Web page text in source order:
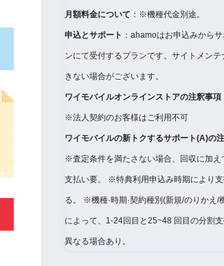
月額料金について ：※機種代金別途。
申込とサポート ：ahamoはお申込みから
ンにて受付するプランです。サイトメン
きない場合がございます。
ワイモバイルオンラインストアの注釈事項
※法人契約のお客様はご利用不可
ワイモバイルの新トクするサポート(A)の
※査定条件を満たさない場合、回収に加え
支払い要。 ※特典利用申込み時期により
る。 ※機種·時期·契約種別(新規/のりかえ/
によって、1-24回目と25~48 回目の分割
異なる場合あり。